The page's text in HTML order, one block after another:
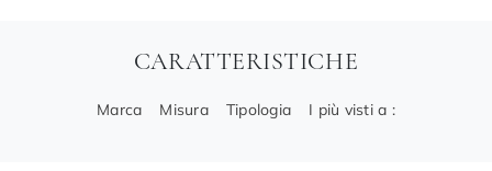
CARATTERISTICHE
Marca Misura Tipologia I più visti a :